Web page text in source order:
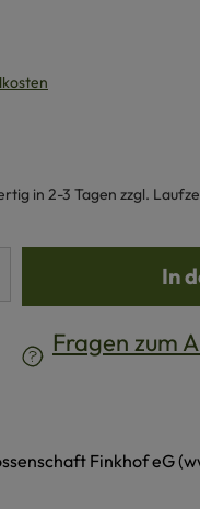
in 2-3 Tagen zzgl.
den In
Fragen zum
Finkhof eG